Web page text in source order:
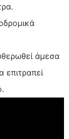
άμεσα
επιτραπεί